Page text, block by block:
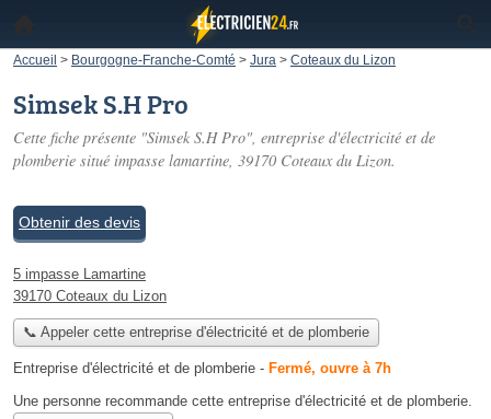
Accueil > Bourgogne-Franche-Comté > Jura > Coteaux du Lizon
Simsek S.H Pro
Cette fiche présente "Simsek S.H Pro", entreprise d'électricité et de
plomberie situé impasse lamartine, 39170 Coteaux du Lizon.
Obtenir des devis
5 impasse Lamartine
39170 Coteaux du Lizon
📞 Appeler cette entreprise d'électricité et de plomberie
Entreprise d'électricité et de plomberie - Fermé, ouvre à 7h
Une personne recommande cette entreprise d'électricité et de plomberie.